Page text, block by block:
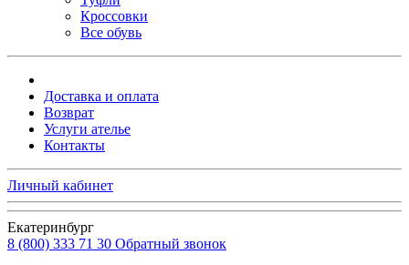
Кроссовки
Все обувь
Доставка и оплата
Возврат
Услуги ателье
Контакты
Личный кабинет
Екатеринбург
8 (800) 333 71 30 Обратный звонок